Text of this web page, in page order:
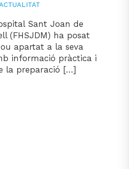
ACTUALITAT
Sant Joan de
(FHSJDM) ha posat
apartat a la seva
informació pràctica i
la preparació […]